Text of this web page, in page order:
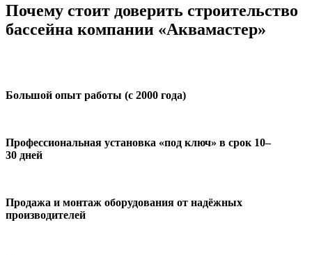
Почему стоит доверить строительство
бассейна компании «Аквамастер»
Большой опыт работы (с 2000 года)
Профессиональная установка «под ключ» в срок 10–
30 дней
Продажа и монтаж оборудования от надёжных
производителей